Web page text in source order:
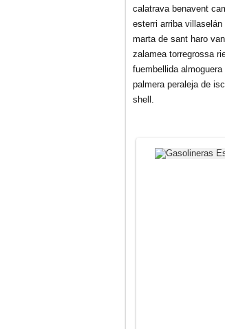
calatrava benavent
esterri arriba villaselán
marta de sant haro
zalamea torregrossa
fuembellida
palmera peraleja de
shell.